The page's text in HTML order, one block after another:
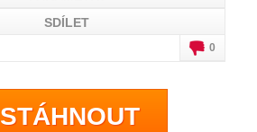
SDÍLET
0
STÁHNOUT